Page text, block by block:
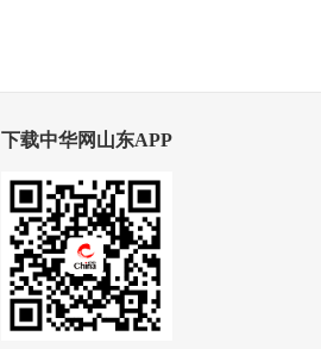
下载中华网山东APP